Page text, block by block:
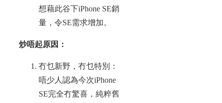
想藉此谷下iPhone SE銷
量，令SE需求增加。
炒唔起原因：
冇乜新野，冇乜特別：
唔少人認為今次iPhone
SE完全冇驚喜，純粹舊